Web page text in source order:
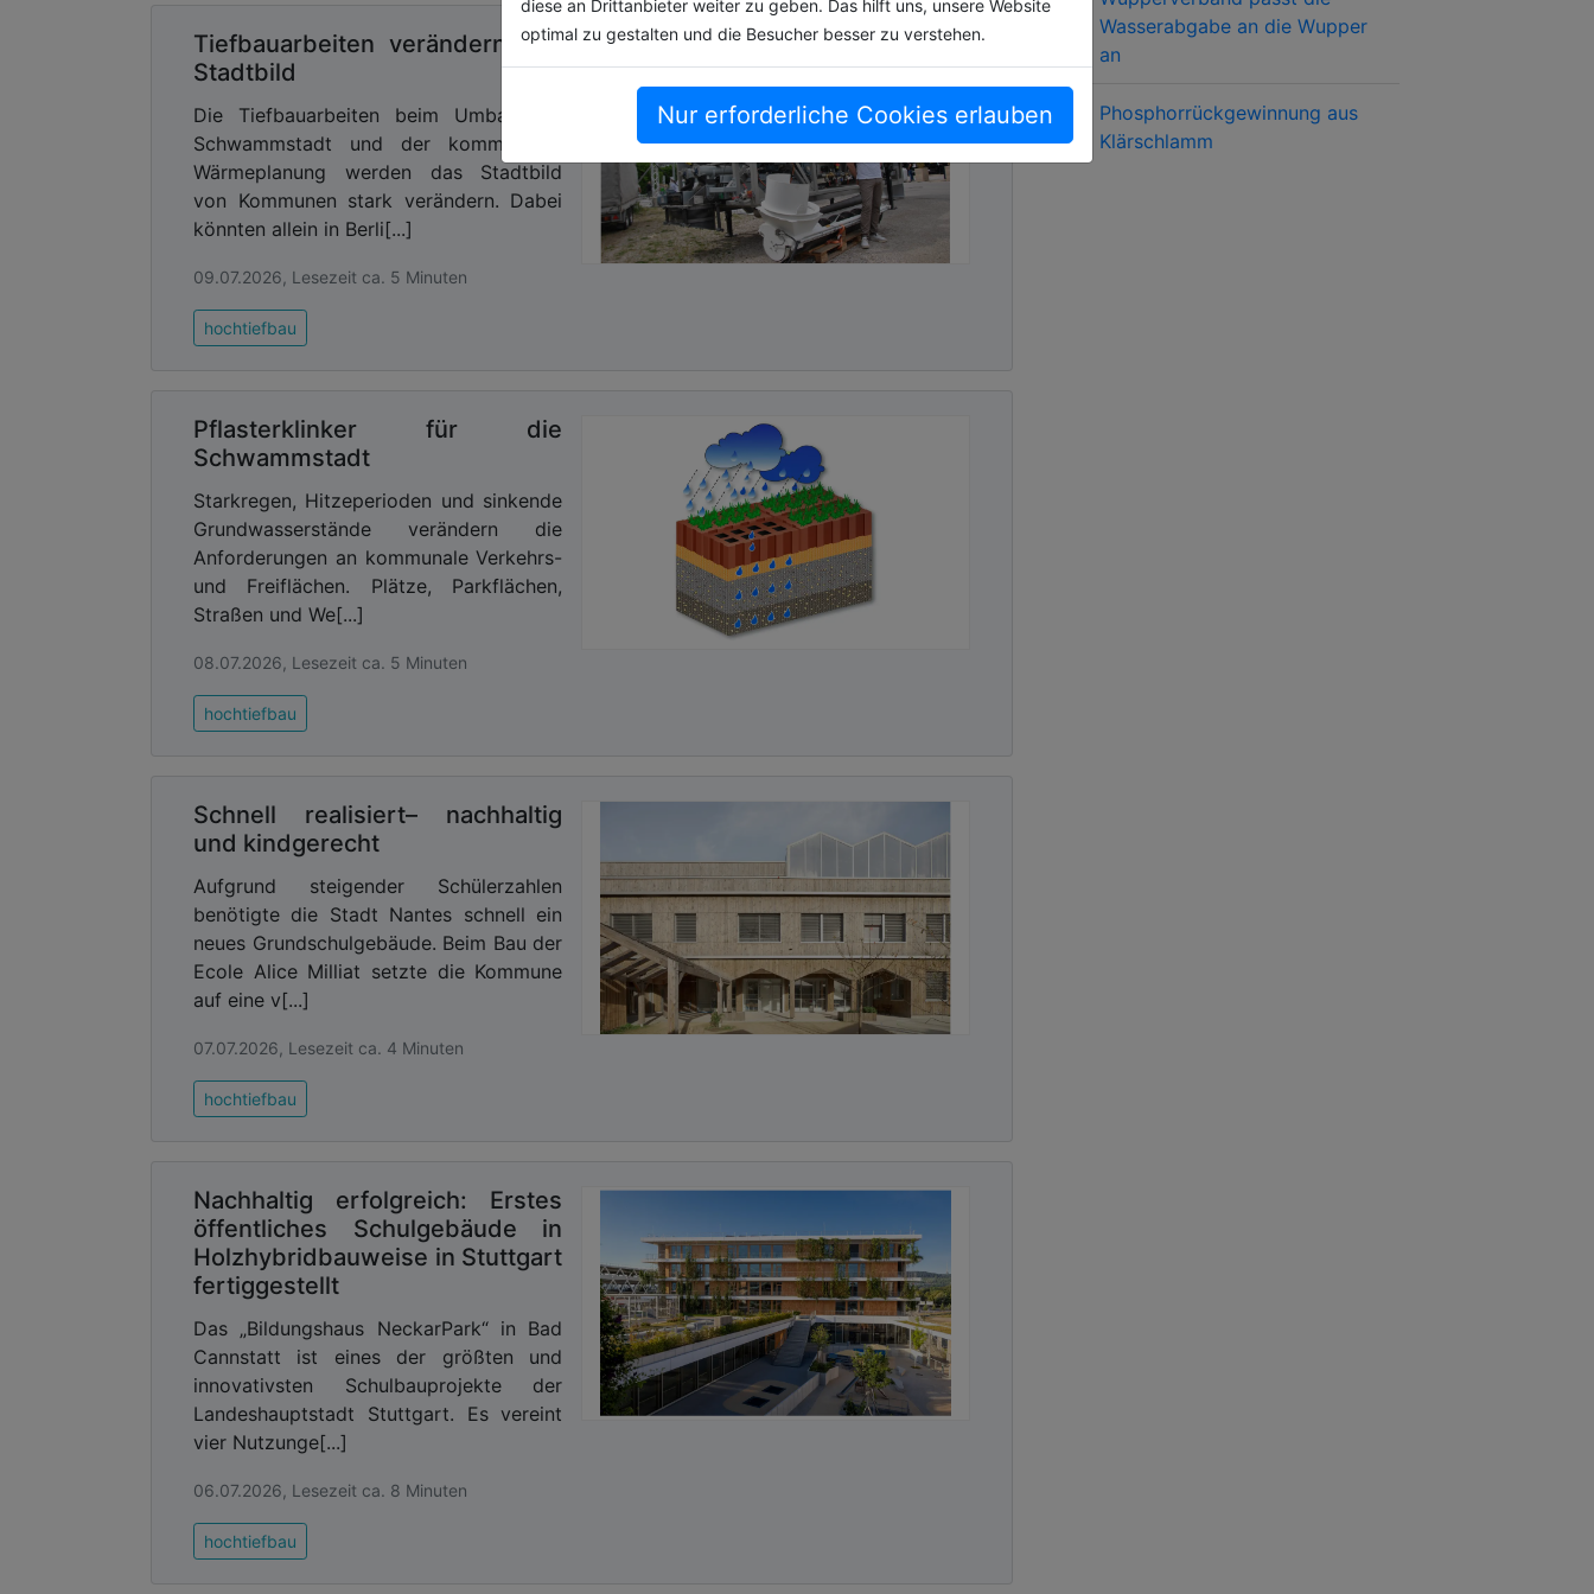
diese an Drittanbieter weiter zu geben. Das hilft uns, unsere Website
optimal zu gestalten und die Besucher besser zu verstehen.
Nur erforderliche Cookies erlauben
Tiefbauarbeiten verändern das
Stadtbild
Die Tiefbauarbeiten beim Umbau zur
Schwammstadt und der kommunalen
Wärmeplanung werden das Stadtbild
von Kommunen stark verändern. Dabei
könnten allein in Berli[...]
09.07.2026, Lesezeit ca. 5 Minuten
hochtiefbau
Pflasterklinker für die
Schwammstadt
Starkregen, Hitzeperioden und sinkende
Grundwasserstände verändern die
Anforderungen an kommunale Verkehrs-
und Freiflächen. Plätze, Parkflächen,
Straßen und We[...]
08.07.2026, Lesezeit ca. 5 Minuten
hochtiefbau
Schnell realisiert– nachhaltig
und kindgerecht
Aufgrund steigender Schülerzahlen
benötigte die Stadt Nantes schnell ein
neues Grundschulgebäude. Beim Bau der
Ecole Alice Milliat setzte die Kommune
auf eine v[...]
07.07.2026, Lesezeit ca. 4 Minuten
hochtiefbau
Nachhaltig erfolgreich: Erstes
öffentliches Schulgebäude in
Holzhybridbauweise in Stuttgart
fertiggestellt
Das „Bildungshaus NeckarPark“ in Bad
Cannstatt ist eines der größten und
innovativsten Schulbauprojekte der
Landeshauptstadt Stuttgart. Es vereint
vier Nutzunge[...]
06.07.2026, Lesezeit ca. 8 Minuten
hochtiefbau
Wasserabgabe an die Wupper
an
Phosphorrückgewinnung aus
Klärschlamm